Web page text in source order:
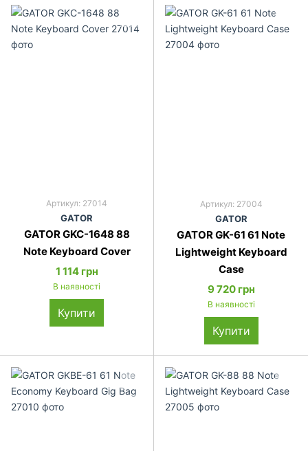
Артикул: 27014
GATOR
GATOR GKC-1648 88
Note Keyboard Cover
1 114 грн
В наявності
Купити
Артикул: 27004
GATOR
GATOR GK-61 61 Note
Lightweight Keyboard
Case
9 720 грн
В наявності
Купити